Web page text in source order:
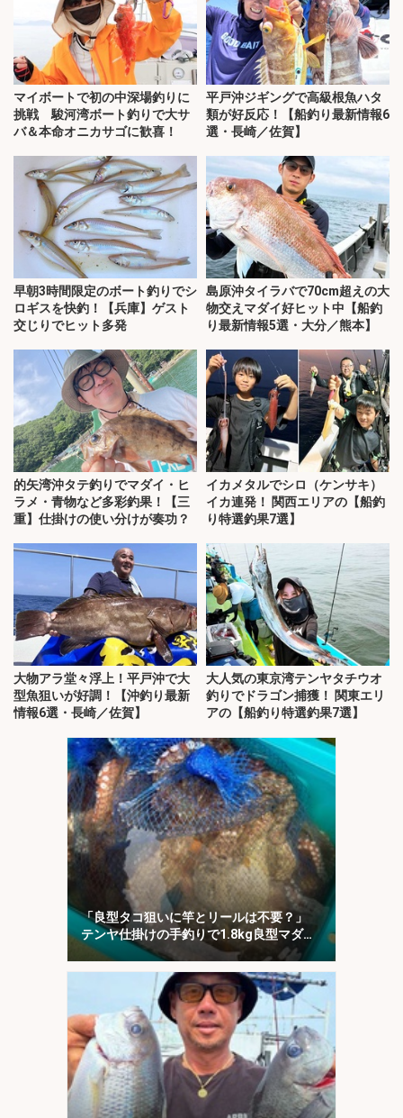
マイボートで初の中深場釣りに
挑戦 駿河湾ボート釣りで大サ
バ＆本命オニカサゴに歓喜！
平戸沖ジギングで高級根魚ハタ
類が好反応！【船釣り最新情報6
選・長崎／佐賀】
早朝3時間限定のボート釣りでシ
ロギスを快釣！【兵庫】ゲスト
交じりでヒット多発
島原沖タイラバで70cm超えの大
物交えマダイ好ヒット中【船釣
り最新情報5選・大分／熊本】
的矢湾沖タテ釣りでマダイ・ヒ
ラメ・青物など多彩釣果！【三
重】仕掛けの使い分けが奏功？
イカメタルでシロ（ケンサキ）
イカ連発！ 関西エリアの【船釣
り特選釣果7選】
大物アラ堂々浮上！平戸沖で大
型魚狙いが好調！【沖釣り最新
情報6選・長崎／佐賀】
大人気の東京湾テンヤタチウオ
釣りでドラゴン捕獲！ 関東エリ
アの【船釣り特選釣果7選】
「良型タコ狙いに竿とリールは不要？」
テンヤ仕掛けの手釣りで1.8kg良型マダ
コ！【川崎丸・東京湾】